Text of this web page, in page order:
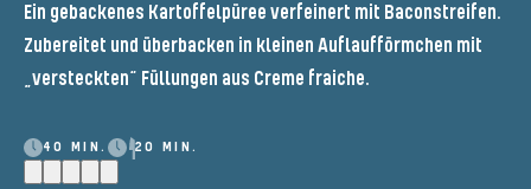
Ein gebackenes Kartoffelpüree verfeinert mit Baconstreifen.
Zubereitet und überbacken in kleinen Auflaufförmchen mit
„versteckten“ Füllungen aus Creme fraiche.
40 MIN. 20 MIN.